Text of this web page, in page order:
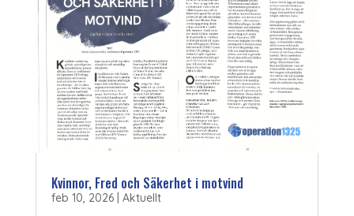
Kvinnor, Fred och Säkerhet i motvind
feb 10, 2026| Aktuellt